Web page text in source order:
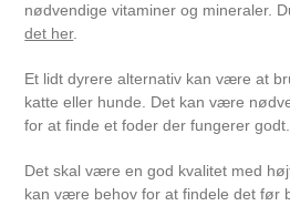
nødvendige vitaminer og mineraler.
det her.
Et lidt dyrere alternativ kan være at
katte eller hunde. Det kan være
for at finde et foder der fungerer godt.
Det skal være en god kvalitet med
kan være behov for at findele det før